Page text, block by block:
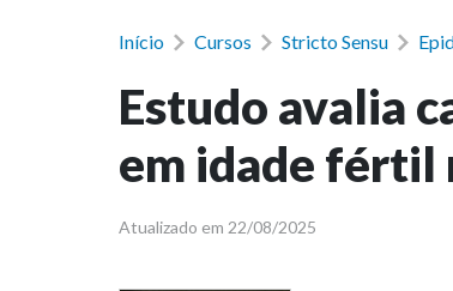
Início Cursos Stricto Sensu
Estudo avalia
em idade fértil
Atualizado em 22/08/2025